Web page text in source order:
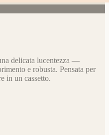
delicata lucentezza —
e robusta. Pensata per
in un cassetto.